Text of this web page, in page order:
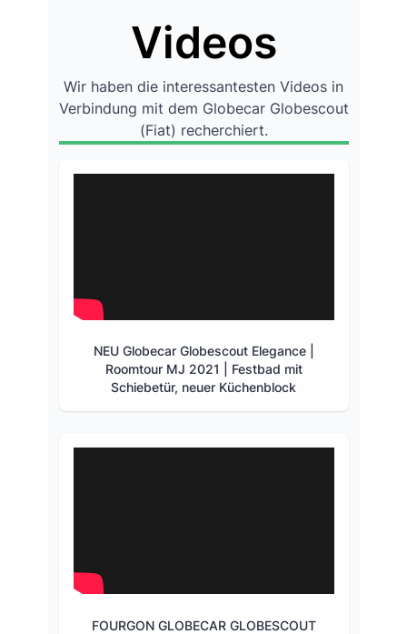
Videos
Wir haben die interessantesten Videos in
Verbindung mit dem Globecar Globescout
(Fiat) recherchiert.
NEU Globecar Globescout Elegance |
Roomtour MJ 2021 | Festbad mit
Schiebetür, neuer Küchenblock
FOURGON GLOBECAR GLOBESCOUT